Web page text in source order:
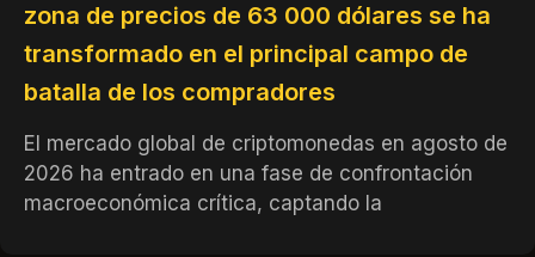
zona de precios de 63 000 dólares se ha
transformado en el principal campo de
batalla de los compradores
El mercado global de criptomonedas en agosto de
2026 ha entrado en una fase de confrontación
macroeconómica crítica, captando la